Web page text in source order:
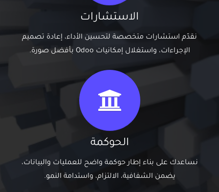
الاستشارات
نقدّم استشارات متخصصة لتحسين الأداء، إعادة تصميم
الإجراءات، واستغلال إمكانيات Odoo بأفضل صورة.
الحوكمة
نساعدك على بناء إطار حوكمة واضح للعمليات والبيانات،
يضمن الشفافية، الالتزام، واستدامة النمو.